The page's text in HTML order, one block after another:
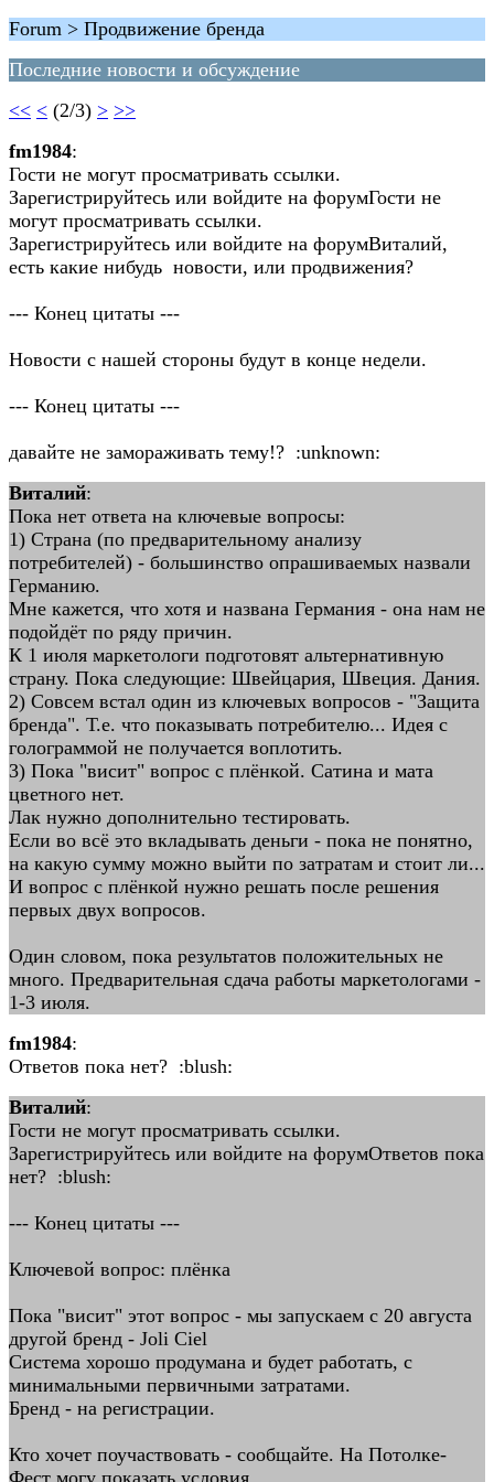
Forum > Продвижение бренда
Последние новости и обсуждение
<< < (2/3) > >>
fm1984:
Гости не могут просматривать ссылки.
Зарегистрируйтесь или войдите на форумГости не
могут просматривать ссылки.
Зарегистрируйтесь или войдите на форумВиталий,
есть какие нибудь новости, или продвижения?
--- Конец цитаты ---
Новости с нашей стороны будут в конце недели.
--- Конец цитаты ---
давайте не замораживать тему!? :unknown:
Виталий:
Пока нет ответа на ключевые вопросы:
1) Страна (по предварительному анализу
потребителей) - большинство опрашиваемых назвали
Германию.
Мне кажется, что хотя и названа Германия - она нам не
подойдёт по ряду причин.
К 1 июля маркетологи подготовят альтернативную
страну. Пока следующие: Швейцария, Швеция. Дания.
2) Совсем встал один из ключевых вопросов - "Защита
бренда". Т.е. что показывать потребителю... Идея с
голограммой не получается воплотить.
3) Пока "висит" вопрос с плёнкой. Сатина и мата
цветного нет.
Лак нужно дополнительно тестировать.
Если во всё это вкладывать деньги - пока не понятно,
на какую сумму можно выйти по затратам и стоит ли...
И вопрос с плёнкой нужно решать после решения
первых двух вопросов.
Один словом, пока результатов положительных не
много. Предварительная сдача работы маркетологами -
1-3 июля.
fm1984:
Ответов пока нет? :blush:
Виталий:
Гости не могут просматривать ссылки.
Зарегистрируйтесь или войдите на форумОтветов пока
нет? :blush:
--- Конец цитаты ---
Ключевой вопрос: плёнка
Пока "висит" этот вопрос - мы запускаем с 20 августа
другой бренд - Joli Ciel
Система хорошо продумана и будет работать, с
минимальными первичными затратами.
Бренд - на регистрации.
Кто хочет поучаствовать - сообщайте. На Потолке-
Фест могу показать условия.